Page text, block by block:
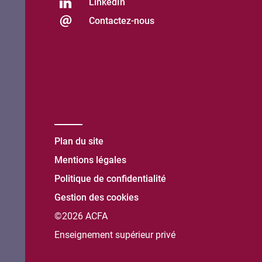
Contactez-nous
Plan du site
Mentions légales
Politique de confidentialité
Gestion des cookies
©2026 ACFA
Enseignement supérieur privé